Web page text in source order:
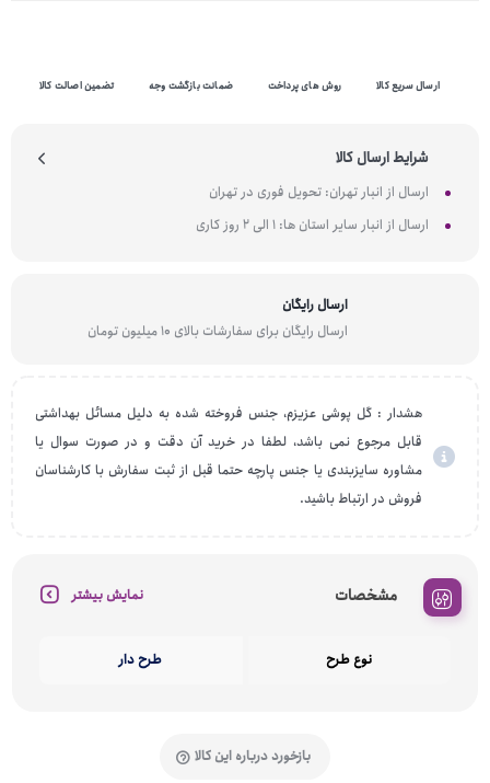
ارسال سریع کالا روش های پرداخت ضمانت بازگشت وجه تضمین اصالت کالا
شرایط ارسال کالا
ارسال از انبار تهران: تحویل فوری در تهران
ارسال از انبار سایر استان ها: 1 الی 2 روز کاری
ارسال رایگان
ارسال رایگان برای سفارشات بالای 10 میلیون تومان
هشدار : گل پوشی عزیزم، جنس فروخته شده به دلیل مسائل بهداشتی
قابل مرجوع نمی باشد، لطفا در خرید آن دقت و در صورت سوال یا
مشاوره سایزبندی یا جنس پارچه حتما قبل از ثبت سفارش با کارشناسان
فروش در ارتباط باشید.
مشخصات نمایش بیشتر
نوع طرح طرح دار
بازخورد درباره این کالا